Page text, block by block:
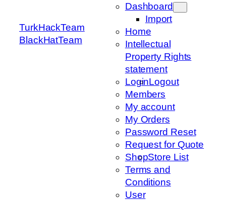
TurkHackTeam
BlackHatTeam
Dashboard
Import
Home
Intellectual
Property Rights
statement
LoginLogout
Members
My account
My Orders
Password Reset
Request for Quote
ShopStore List
Terms and
Conditions
User